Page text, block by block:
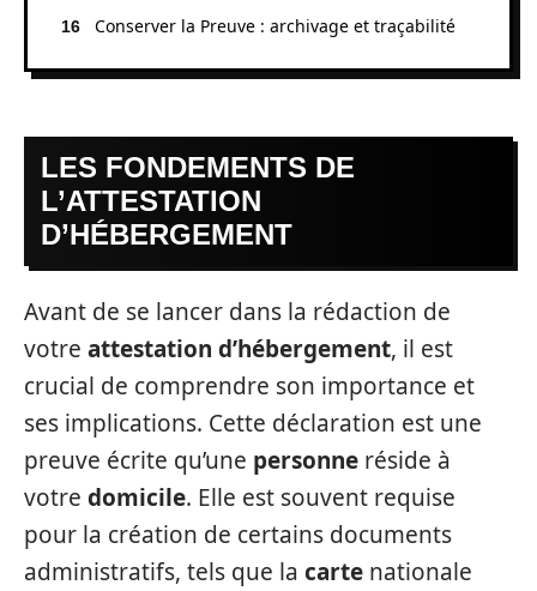
Conserver la Preuve : archivage et traçabilité
LES FONDEMENTS DE
L’ATTESTATION
D’HÉBERGEMENT
Avant de se lancer dans la rédaction de
votre attestation d’hébergement, il est
crucial de comprendre son importance et
ses implications. Cette déclaration est une
preuve écrite qu’une personne réside à
votre domicile. Elle est souvent requise
pour la création de certains documents
administratifs, tels que la carte nationale